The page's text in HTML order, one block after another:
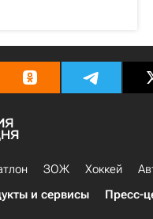
ЗОЖ Хоккей
и сервисы Пресс-